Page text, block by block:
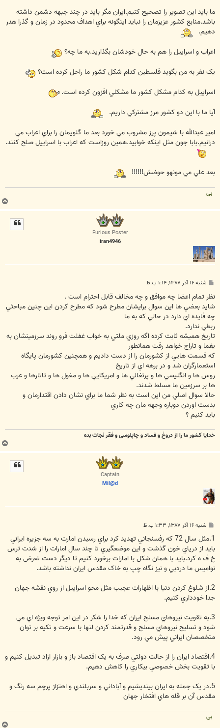
ما بايد اين تصوير را تصحيح کنيم.ايران مگر بايد در چند جبهه دشمن داشته
باشد.منابع کشور عزيزمان را نبايد اينگونه براي اهداف محدود در زمان و گذرا هدر
دهيم.
اعراب و اسراييل را هم به حال خودشان بگذاريد.به ما چه؟
يک نفر به من بگويد فلسطين کدام شکل کشور ما راحل کرده است؟
اسراييل به کدام مشکل کشور ما مشکلي افزون کرده است.
آيا ما با اين دو کشور مرز مشترکي داريم.
امير عبدالله با شيمون پرز مشروب مي خورد بعد ما گلويمان را براي اعراب مي
درانيم.بابا جون مثل اينکه خوابيد.همين روزاست که اعراب با اسراييل صلح کنند.
بعد علي مي مونهو حوضش!!!!!!
بی
ب
ا
Furious Poster
iran4946
پ
ت
شنبه ۱۶ آذر ۱۳۸۷, ۱:۱۴ ب.ظ
نظر تمام اعضا چه موافق و چه مخالف قابل احترام است .
شايد بعضي ها اين سوال برايشان مطرح شود که مطرح کردن اين چنين مباحثي
چه فايده اي دارد در حالي که به ما
ربطي ندارد.
تاريخ هميشه ثابت کرده اگه روزي ملتي به خواب غفلت فرو روند سرزمينشان به
يغما و تاراج خواهد رفت همانطور
که قسمت هايي از کشورمان را از دست داديم و همچنين کشورمان پايگاه
استعمارگران شد و در برهه اي از تاريخ
روس ها و انگليسي ها و پرتغالي ها و امريکايي ها و مغول ها و تاتارها و عرب
ها بر سرزمين ما مسلط شدند.
حالا سوال اصلي من اين است به نظر شما ما براي نشان دادن اقتدارمان و
بدست اوردن دوباره وجهه مان چه کاري
بايد کنيم ؟
خدایا کشور ما را از دروغ و فساد و چاپلوسی و فقر نجات بده
ب
ا
Captain
Mil@d
پ
ت
شنبه ۱۶ آذر ۱۳۸۷, ۱:۳۳ ب.ظ
1.مثل سال 72 که رفسنجاني تهديد کرد براي رسيدن امارت به سه جزيره ايراني
بايد از درياي خون گذشت و اين موضعگيري تا چند سال امارات را از شدت ترس
خ ف ه کرد.بايد با همان شکل با امارات برخورد کنيم تا ديگر دست تعرض به
نواميس ما دردبي و نيز نگاه چپ به خاک مقدس ايران نداشته باشد.
2.از شلوغ کردن دنيا با اظهارات عجيب مثل محو اسراييل از روي نقشه جهان
جدا خودداري کنيم.
3.به تقويت نيروهاي مسلح ايران که خدا را شکر در اين امر توجه ويژه اي مي
شود و تسليح نيروهاي مسلح و قدرتمند کردن لنها با سرعت و تکيه بر توان
متخصصان ايراني پيش مي رود.
4.اقتصاد ايران را از حالت دولتي صرف به يک اقتصاد باز و بازار ازاد تبديل کنيم و
با تقويت بخش خصوصي بيکاري را کاهش دهيم.
5.در يک جمله به ايران بينديشيم و آباداني و سربلندي و اهتزاز پرچم سه رنگ و
مقدس آن بر قله هاي افتخار جهان
بی
ب